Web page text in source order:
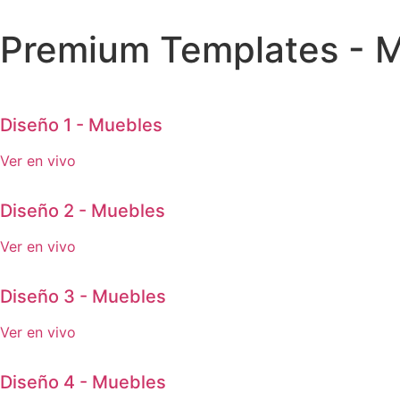
Premium Templates -
Diseño 1 - Muebles
Ver en vivo
Diseño 2 - Muebles
Ver en vivo
Diseño 3 - Muebles
Ver en vivo
Diseño 4 - Muebles